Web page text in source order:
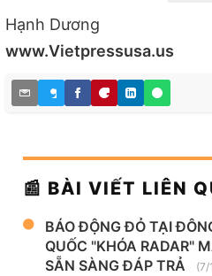
Hạnh Dương
www.Vietpressusa.us
📰 BÀI VIẾT LIÊN
BÁO ĐỘNG ĐỎ TẠI
QUỐC "KHÓA RADAR"
SẴN SÀNG ĐÁP TRẢ
(7/